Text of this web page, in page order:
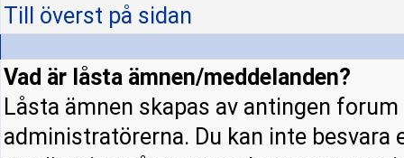
Till överst på sidan
Vad är låsta ämnen/meddelanden?
Låsta ämnen skapas av antingen
administratörerna. Du kan inte